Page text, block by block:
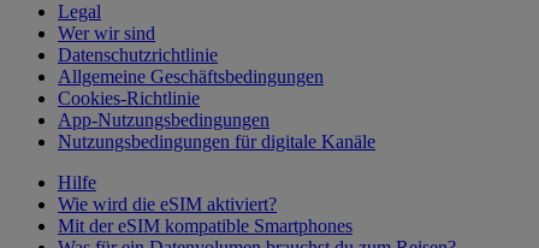
Legal
Wer wir sind
Datenschutzrichtlinie
Allgemeine Geschäftsbedingungen
Cookies-Richtlinie
App-Nutzungsbedingungen
Nutzungsbedingungen für digitale Kanäle
Hilfe
Wie wird die eSIM aktiviert?
Mit der eSIM kompatible Smartphones